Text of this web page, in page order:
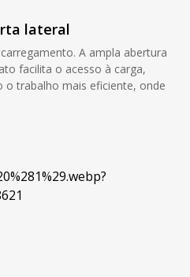
lateral
A ampla abertura
facilita o acesso à carga,
trabalho mais eficiente, onde